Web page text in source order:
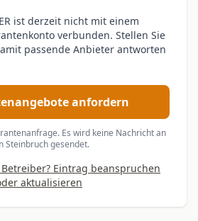
ist derzeit nicht mit einem
verbunden. Stellen Sie
passende Anbieter antworten
anfordern
Es wird keine Nachricht an
Steinbruch gesendet.
Eintrag beanspruchen
aktualisieren